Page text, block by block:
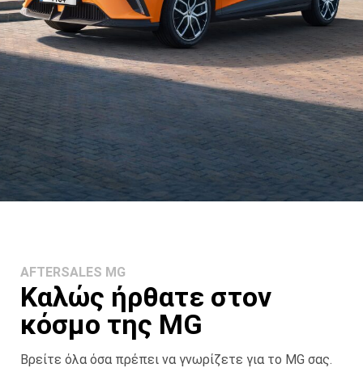
AFTERSALES MG
Καλώς ήρθατε στον
κόσμο της MG
Βρείτε όλα όσα πρέπει να γνωρίζετε για το MG σας.